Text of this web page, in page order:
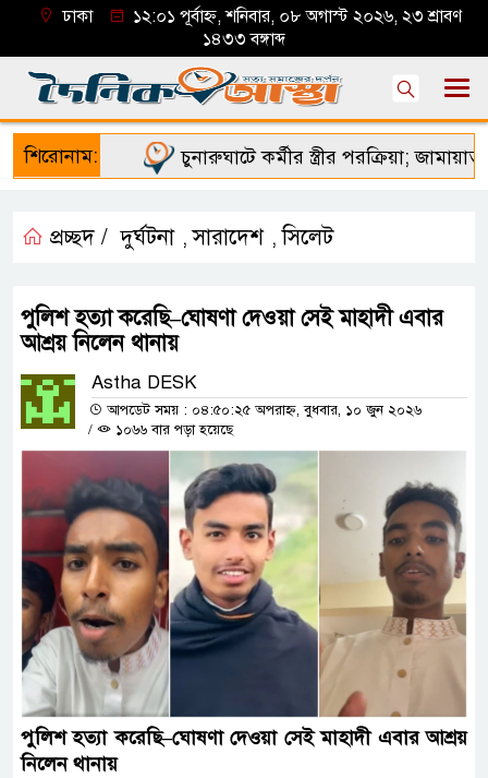
ঢাকা
১২:০১ পূর্বাহ্ন, শনিবার, ০৮ অগাস্ট ২০২৬, ২৩ শ্রাবণ
১৪৩৩ বঙ্গাব্দ
শিরোনাম: চুনারুঘাটে কর্মীর স্ত্রীর পরক্রিয়া; জামায়াত
প্রচ্ছদ / দুর্ঘটনা ,সারাদেশ ,সিলেট
পুলিশ হত্যা করেছি–ঘোষণা দেওয়া সেই মাহাদী এবার
আশ্রয় নিলেন থানায়
Astha DESK
আপডেট সময় : ০৪:৫০:২৫ অপরাহ্ন, বুধবার, ১০ জুন ২০২৬
/
১০৬৬ বার পড়া হয়েছে
পুলিশ হত্যা করেছি–ঘোষণা দেওয়া সেই মাহাদী এবার আশ্রয়
নিলেন থানায়